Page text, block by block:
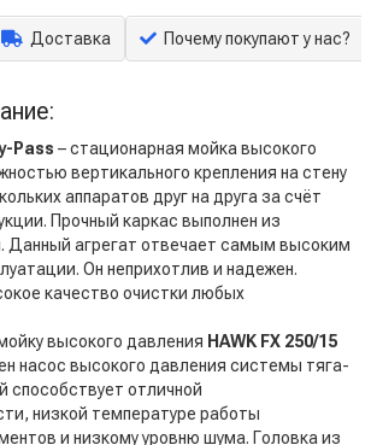
Доставка Почему покупают у нас?
Pass – стационарная мойка высокого
вертикального крепления на стену
аппаратов друг на друга за счёт
Прочный каркас выполнен из
Данный агрегат отвечает самым высоким
Он неприхотлив и надежен.
качество очистки любых
высокого давления HAWK FX 250/15
насос высокого давления системы тяга-
способствует отличной
низкой температуре работы
и низкому уровню шума. Головка из